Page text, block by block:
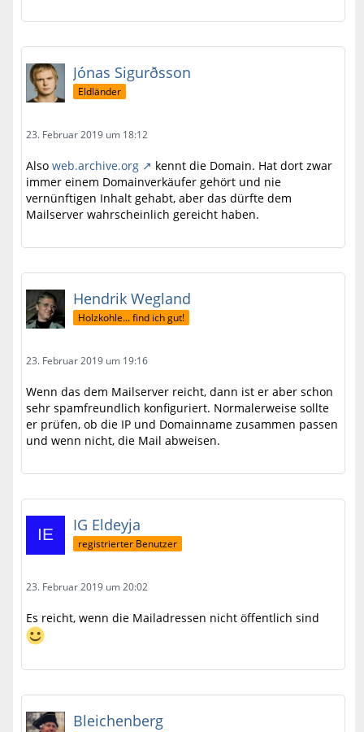
Jónas Sigurðsson
Eldländer
23. Februar 2019 um 18:12
Also web.archive.org
kennt die Domain. Hat dort zwar
immer einem Domainverkäufer gehört und nie
vernünftigen Inhalt gehabt, aber das dürfte dem
Mailserver wahrscheinlich gereicht haben.
Hendrik Wegland
Holzkohle... find ich gut!
23. Februar 2019 um 19:16
Wenn das dem Mailserver reicht, dann ist er aber schon
sehr spamfreundlich konfiguriert. Normalerweise sollte
er prüfen, ob die IP und Domainname zusammen passen
und wenn nicht, die Mail abweisen.
IG Eldeyja
registrierter Benutzer
23. Februar 2019 um 20:02
Es reicht, wenn die Mailadressen nicht öffentlich sind
Bleichenberg